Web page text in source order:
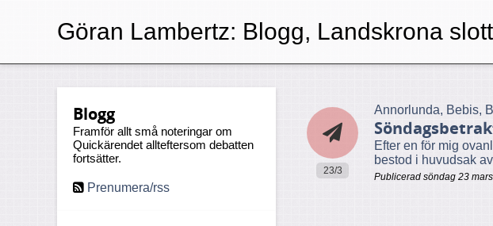
Blogg
Framför allt små noteringar om
Quickärendet allteftersom debatten
fortsätter.
Prenumera/rss
23/3
Annorlunda, Bebis,
Efter en för mig
bestod i huvudsak
Publicerad söndag 23
Göran Lambertz: Blogg, Landskrona slott